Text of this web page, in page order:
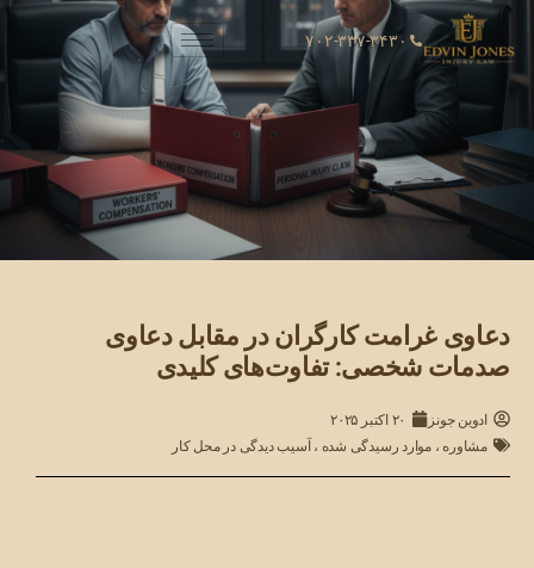
۷۰۲-۳۳۷-۳۴۳۰
دعاوی غرامت کارگران در مقابل دعاوی
صدمات شخصی: تفاوت‌های کلیدی
ادوین جونز
۲۰ اکتبر ۲۰۲۵
مشاوره ، موارد رسیدگی شده ،آسیب دیدگی در محل کار